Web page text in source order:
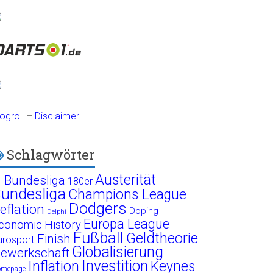
– Disclaimer
Schlagwörter
Bundesliga 180er Austerität
Champions League
Delphi Dodgers Doping
History Europa League
Finish Fußball Geldtheorie
Globalisierung
Inflation Investition Keynes